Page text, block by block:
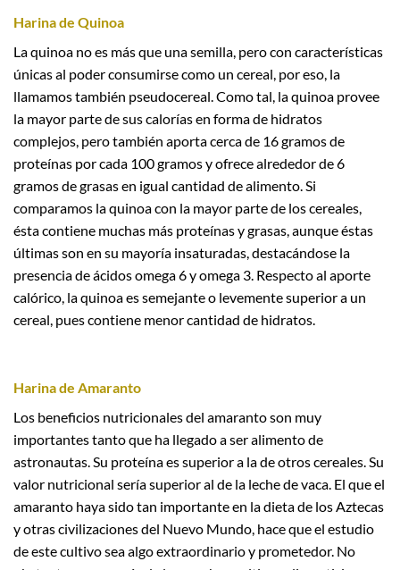
Harina de Quinoa
La quinoa no es más que una semilla, pero con características
únicas al poder consumirse como un cereal, por eso, la
llamamos también pseudocereal. Como tal, la quinoa provee
la mayor parte de sus calorías en forma de hidratos
complejos, pero también aporta cerca de 16 gramos de
proteínas por cada 100 gramos y ofrece alrededor de 6
gramos de grasas en igual cantidad de alimento. Si
comparamos la quinoa con la mayor parte de los cereales,
ésta contiene muchas más proteínas y grasas, aunque éstas
últimas son en su mayoría insaturadas, destacándose la
presencia de ácidos omega 6 y omega 3. Respecto al aporte
calórico, la quinoa es semejante o levemente superior a un
cereal, pues contiene menor cantidad de hidratos.
Harina de Amaranto
Los beneficios nutricionales del amaranto son muy
importantes tanto que ha llegado a ser alimento de
astronautas. Su proteína es superior a la de otros cereales. Su
valor nutricional sería superior al de la leche de vaca. El que el
amaranto haya sido tan importante en la dieta de los Aztecas
y otras civilizaciones del Nuevo Mundo, hace que el estudio
de este cultivo sea algo extraordinario y prometedor. No